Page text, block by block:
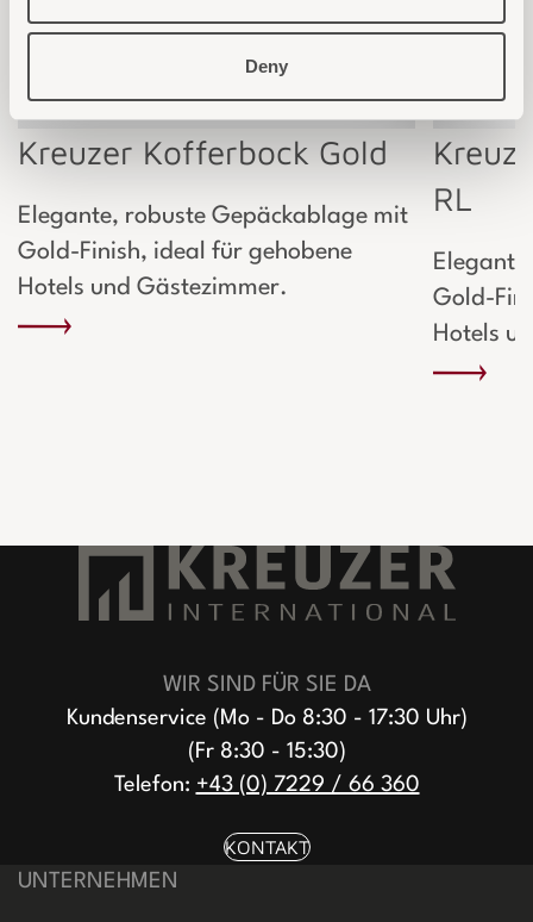
Deny
Kreuzer Kofferbock Gold
Elegante, robuste Gepäckablage mit
Gold-Finish, ideal für gehobene
Hotels und Gästezimmer.
RL
Gold-
Hotels
WIR SIND FÜR SIE DA
Kundenservice (Mo - Do 8:30 - 17:30 Uhr)
(Fr 8:30 - 15:30)
Telefon: +43 (0) 7229 / 66 360
KONTAKT
UNTERNEHMEN